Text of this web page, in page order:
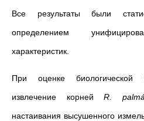
Все результаты были
определением
характеристик.
При оценке биологической
извлечение корнейR.
настаивания высушенного